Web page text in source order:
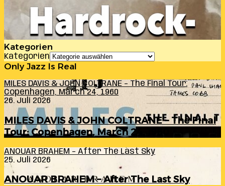
Kategorien
Kategorien
Only Jazz Is Real
MILES DAVIS & JOHN COLTRANE – The Final Tour:
Copenhagen, March 24, 1960
26. Juli 2026
MILES DAVIS & JOHN COLTRANE – The Final
Tour: Copenhagen, March 24, 1960
ANOUAR BRAHEM – After The Last Sky
25. Juli 2026
ANOUAR BRAHEM – After The Last Sky